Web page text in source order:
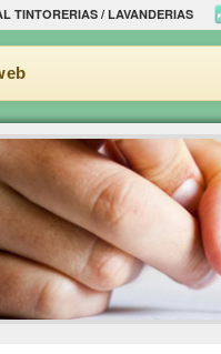
TINTORERIAS / LAVANDERIAS